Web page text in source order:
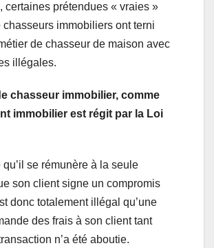
certaines prétendues « vraies »
chasseurs immobiliers ont terni
de chasseur de maison avec
illégales.
chasseur immobilier, comme
immobilier est régit par la Loi
qu’il se rémunère à la seule
son client signe un compromis
donc totalement illégal qu’une
des frais à son client tant
n’a été aboutie.